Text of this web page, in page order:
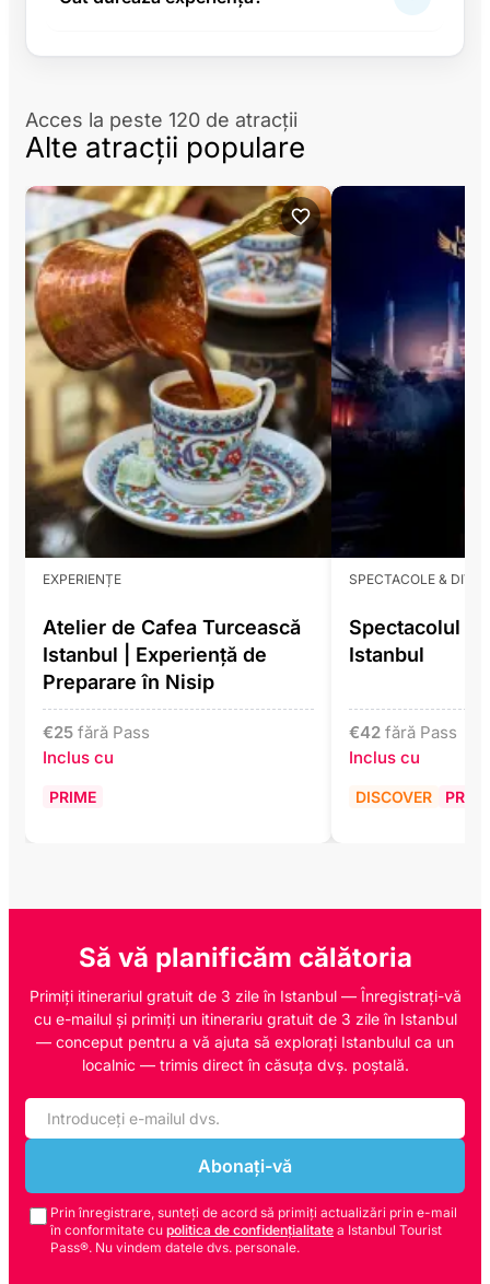
Acces la peste 120 de atracții
Alte atracții populare
EXPERIENȚE
Atelier de Cafea Turcească
Istanbul | Experiență de
Preparare în Nisip
€25 fără Pass
Inclus cu
PRIME
SPECTACOLE &
Spectacolul
Istanbul
€42 fără Pass
Inclus cu
DISCOVER
Să vă planificăm călătoria
Primiți itinerariul gratuit de 3 zile în Istanbul — Înregistrați-vă
cu e-mailul și primiți un itinerariu gratuit de 3 zile în Istanbul
— conceput pentru a vă ajuta să explorați Istanbulul ca un
localnic — trimis direct în căsuța dvș. poștală.
Abonați-vă
Prin înregistrare, sunteți de acord să primiți actualizări prin e-mail
în conformitate cu politica de confidențialitate a Istanbul Tourist
Pass®. Nu vindem datele dvs. personale.